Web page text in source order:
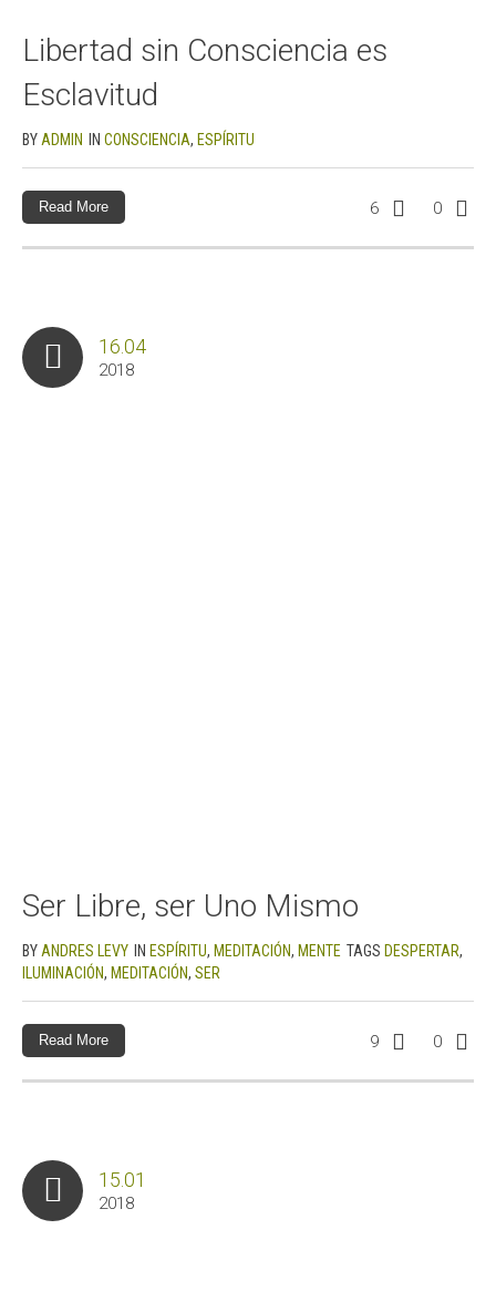
Libertad sin Consciencia es
Esclavitud
BY ADMIN IN CONSCIENCIA, ESPÍRITU
6 0
Read More
16.04
2018
Ser Libre, ser Uno Mismo
BY ANDRES LEVY IN ESPÍRITU, MEDITACIÓN, MENTE TAGS DESPERTAR,
ILUMINACIÓN, MEDITACIÓN, SER
9 0
Read More
15.01
2018